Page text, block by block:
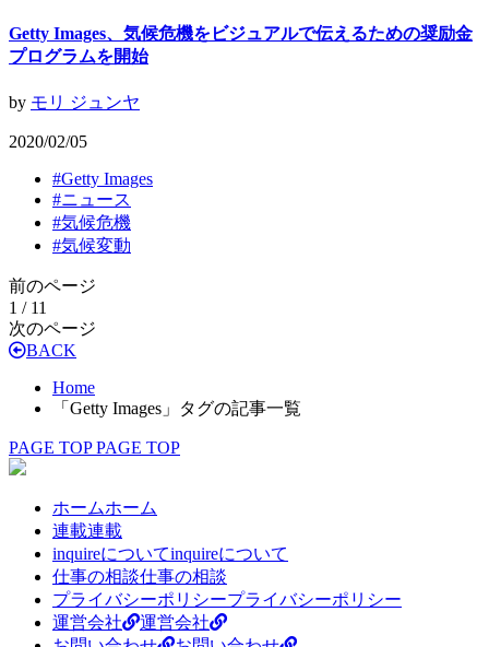
Getty Images、気候危機をビジュアルで伝えるための奨励金
プログラムを開始
by モリ ジュンヤ
2020/02/05
#Getty Images
#ニュース
#気候危機
#気候変動
前のページ
1 / 11
次のページ
BACK
Home
「Getty Images」タグの記事一覧
PAGE TOP PAGE TOP
ホームホーム
連載連載
inquireについてinquireについて
仕事の相談仕事の相談
プライバシーポリシープライバシーポリシー
運営会社
運営会社